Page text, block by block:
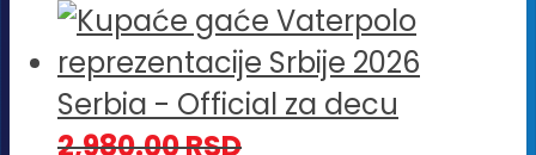
Serbia - Official za decu
2,980.00RSD